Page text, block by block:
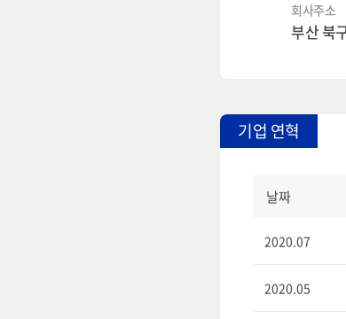
회사주소
부산 북
기업 연혁
날짜
2020.07
2020.05